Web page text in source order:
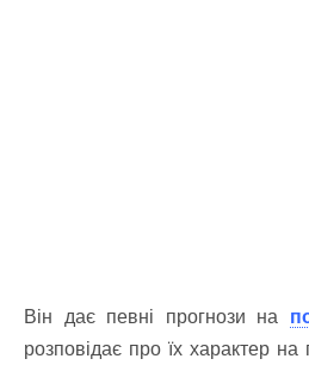
Він дає певні прогнози на
розповідає про їх характер на